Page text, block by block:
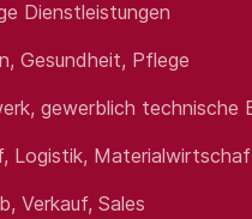
ist eine technische
(m/w/d) -
der
auf neue Aufträge
Nachtzeiten.
Dienstleistungen
Gesundheit, Pflege
gewerblich technische
Logistik,
Verkauf, Sales